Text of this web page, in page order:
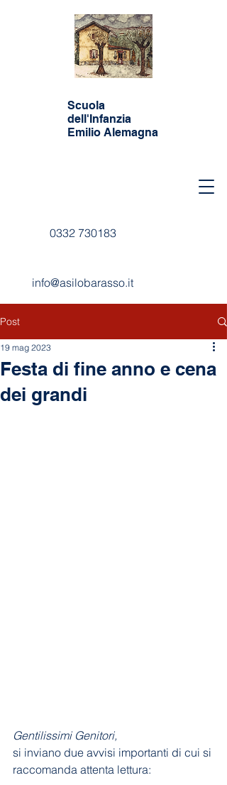
Scuola
dell'Infanzia
Emilio Alemagna
0332 730183
info@asilobarasso.it
Post
Festa di fine anno e cena
dei grandi
19 mag 2023
Gentilissimi Genitori,
si inviano due avvisi importanti di cui si
raccomanda attenta lettura: